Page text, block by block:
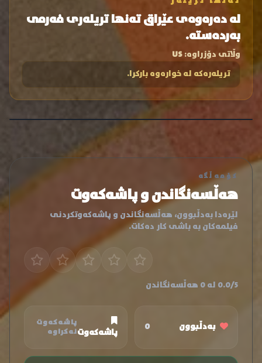
لە دەرەوەی عێراق تەنها تریلەری فەرمی
بەردەستە.
وڵاتی دۆزراوە:US
تریلەرەکە لە خوارەوە بارکرا.
کۆمەڵگە
هەڵسەنگاندن و پاشەکەوت
لێرەدا بەدڵبوون، هەڵسەنگاندن و پاشەکەوتکردنی
فیلمەکان بە باشی کار دەکات.
0.0/5 لە 0 هەڵسەنگاندن
بەدڵبوون 0 پاشەکەوت
پاشەکەوت
نەکراوە